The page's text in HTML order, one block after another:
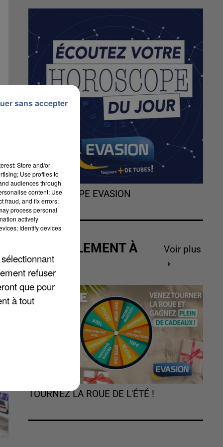
L'HOROSCOPE EVASION
ACTUELLEMENT À
GAGNER
Voir plus
TOURNEZ LA ROUE DE L'ÉTÉ !
Store and/or
Use profiles to
audiences through
content; Use
fraud, and fix errors;
process personal
actively
Identify devices
refuser
que pour
à tout
sans accepter